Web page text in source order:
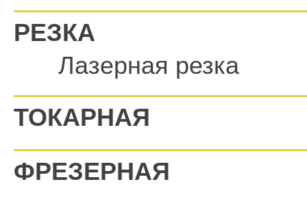
РЕЗКА
Лазерная резка
ТОКАРНАЯ
ФРЕЗЕРНАЯ